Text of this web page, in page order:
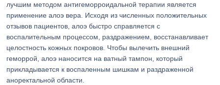
лучшим методом антигеморроидальной терапии является
применение алоэ вера. Исходя из численных положительных
отзывов пациентов, алоэ быстро справляется с
воспалительным процессом, раздражением, восстанавливает
целостность кожных покровов. Чтобы вылечить внешний
геморрой, алоэ наносится на ватный тампон, который
прикладывается к воспаленным шишкам и раздраженной
аноректальной области.